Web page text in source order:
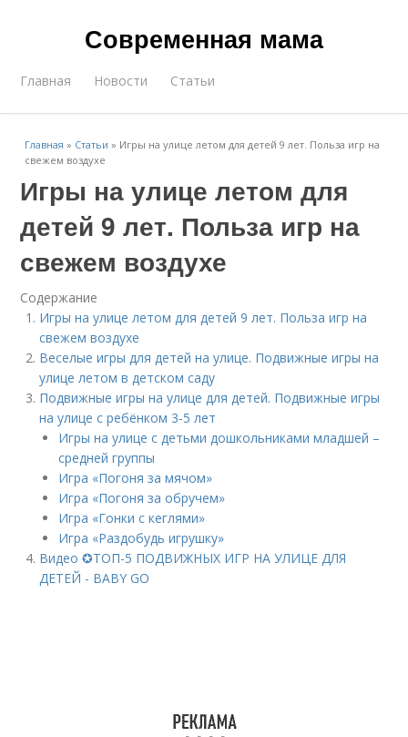
Современная мама
Главная Новости Статьи
Главная » Статьи » Игры на улице летом для детей 9 лет. Польза игр на
свежем воздухе
Игры на улице летом для
детей 9 лет. Польза игр на
свежем воздухе
Содержание
Игры на улице летом для детей 9 лет. Польза игр на
свежем воздухе
Веселые игры для детей на улице. Подвижные игры на
улице летом в детском саду
Подвижные игры на улице для детей. Подвижные игры
на улице с ребёнком 3-5 лет
Игры на улице с детьми дошкольниками младшей –
средней группы
Игра «Погоня за мячом»
Игра «Погоня за обручем»
Игра «Гонки с кеглями»
Игра «Раздобудь игрушку»
Видео ✪ТОП-5 ПОДВИЖНЫХ ИГР НА УЛИЦЕ ДЛЯ
ДЕТЕЙ - BABY GO